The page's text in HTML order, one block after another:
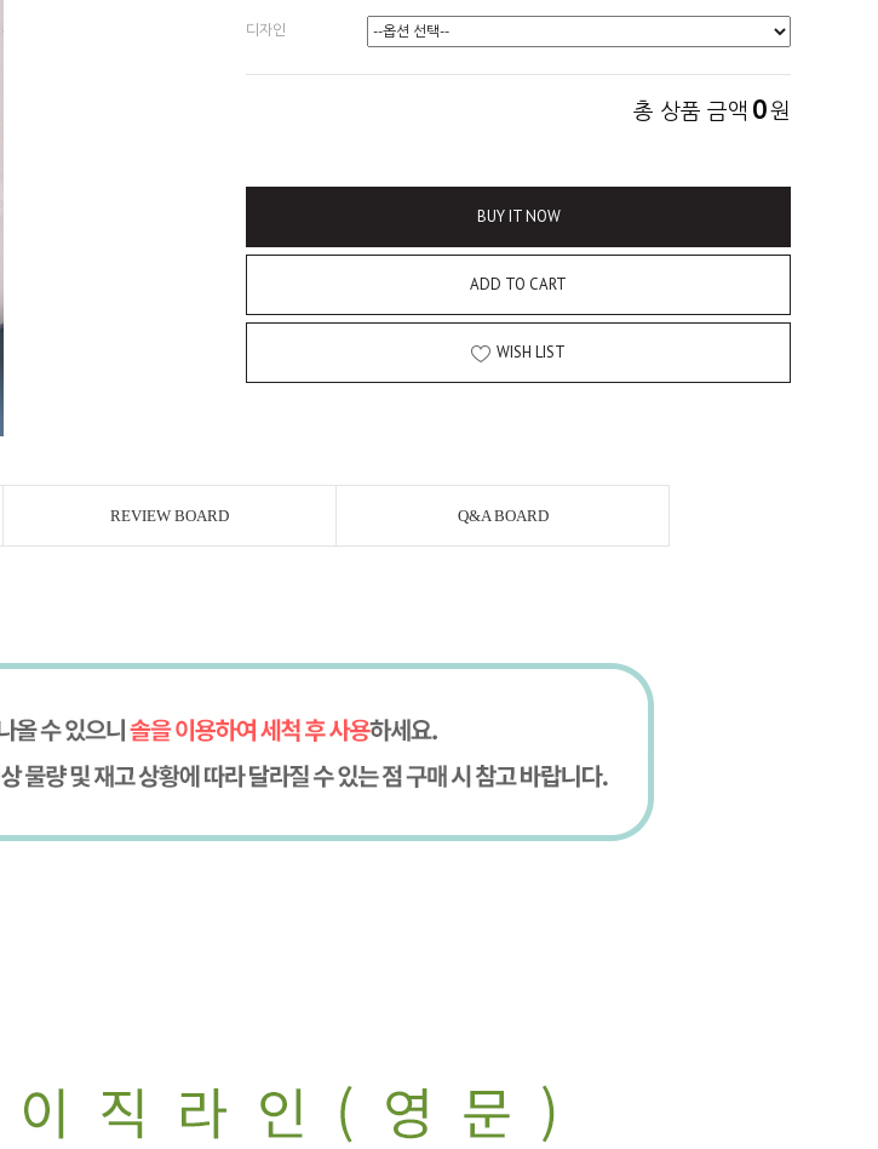
디자인
총 상품 금액 0원
BUY IT NOW
ADD TO CART
WISH LIST
REVIEW BOARD Q&A BOARD